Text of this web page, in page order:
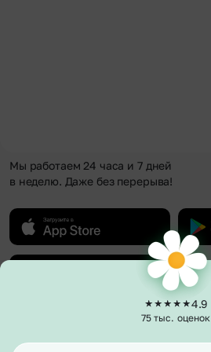
Мы работаем 24 часа и 7 дней
в неделю. Даже без перерыва!
4.9
75 тыс. оценок